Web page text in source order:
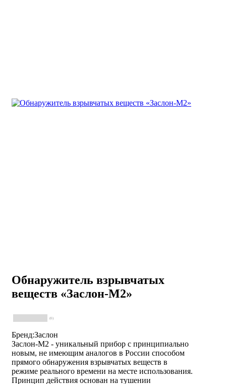
Обнаружитель взрывчатых
веществ «Заслон-М2»
(0)
Бренд:Заслон
Заслон-М2 - уникальный прибор с принципиально
новым, не имеющим аналогов в России способом
прямого обнаружения взрывчатых веществ в
режиме реального времени на месте использования.
Принцип действия основан на тушении